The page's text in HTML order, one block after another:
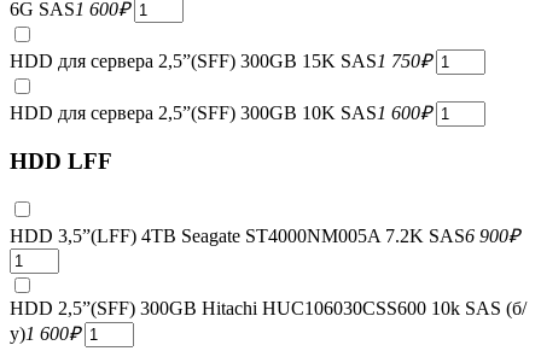
6G SAS1 600₽
HDD для сервера 2,5”(SFF) 300GB 15K SAS1 750₽
HDD для сервера 2,5”(SFF) 300GB 10K SAS1 600₽
HDD LFF
HDD 3,5”(LFF) 4TB Seagate ST4000NM005A 7.2K SAS6 900₽
HDD 2,5”(SFF) 300GB Hitachi HUC106030CSS600 10k SAS (б/
у)1 600₽